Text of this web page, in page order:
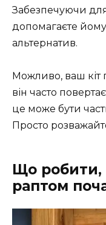
Забезпечуючи
допомагаєте
альтернатив.
Можливо, ваш кіт
він часто
це може бути
Просто
Що робити,
раптом